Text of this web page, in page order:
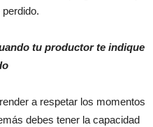
tu productor te indique
a respetar los momentos
debes tener la capacidad